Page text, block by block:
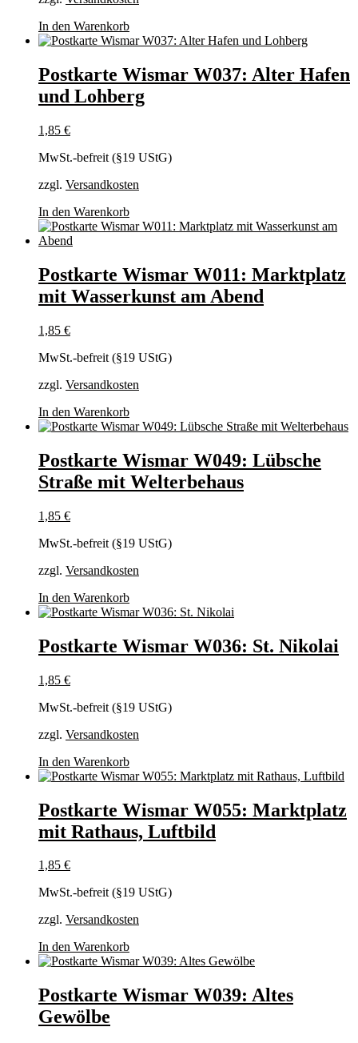
In den Warenkorb
Postkarte Wismar W037: Alter Hafen
und Lohberg
1,85 €
MwSt.-befreit (§19 UStG)
zzgl. Versandkosten
In den Warenkorb
Postkarte Wismar W011: Marktplatz
mit Wasserkunst am Abend
1,85 €
MwSt.-befreit (§19 UStG)
zzgl. Versandkosten
In den Warenkorb
Postkarte Wismar W049: Lübsche
Straße mit Welterbehaus
1,85 €
MwSt.-befreit (§19 UStG)
zzgl. Versandkosten
In den Warenkorb
Postkarte Wismar W036: St. Nikolai
1,85 €
MwSt.-befreit (§19 UStG)
zzgl. Versandkosten
In den Warenkorb
Postkarte Wismar W055: Marktplatz
mit Rathaus, Luftbild
1,85 €
MwSt.-befreit (§19 UStG)
zzgl. Versandkosten
In den Warenkorb
Postkarte Wismar W039: Altes
Gewölbe